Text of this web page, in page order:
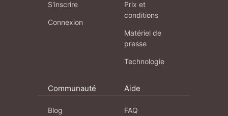
S'inscrire
Connexion
Prix et
conditions
Matériel de
presse
Technologie
Communauté
Blog
Aide
FAQ